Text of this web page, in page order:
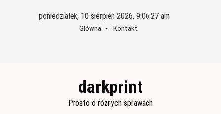
poniedziałek, 10 sierpień 2026, 9:06:28 am
Główna Kontakt
darkprint
Prosto o różnych sprawach